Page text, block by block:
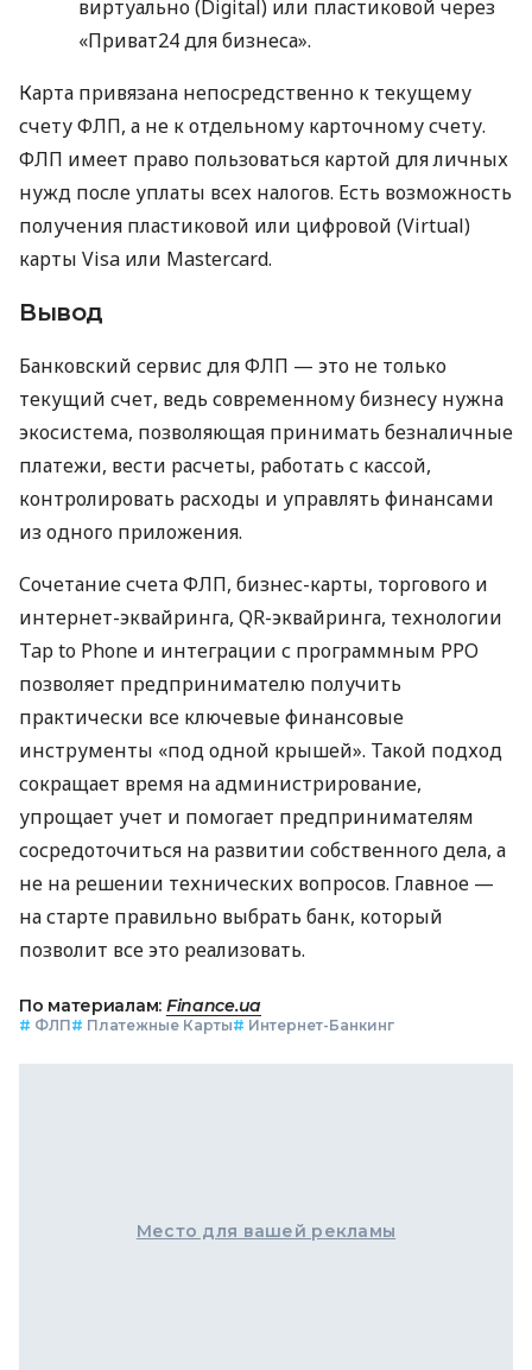
виртуально (Digital) или пластиковой через
«Приват24 для бизнеса».
Карта привязана непосредственно к текущему
счету ФЛП, а не к отдельному карточному счету.
ФЛП имеет право пользоваться картой для личных
нужд после уплаты всех налогов. Есть возможность
получения пластиковой или цифровой (Virtual)
карты Visa или Mastercard.
Вывод
Банковский сервис для ФЛП — это не только
текущий счет, ведь современному бизнесу нужна
экосистема, позволяющая принимать безналичные
платежи, вести расчеты, работать с кассой,
контролировать расходы и управлять финансами
из одного приложения.
Сочетание счета ФЛП, бизнес-карты, торгового и
интернет-эквайринга, QR-эквайринга, технологии
Tap to Phone и интеграции с программным РРО
позволяет предпринимателю получить
практически все ключевые финансовые
инструменты «под одной крышей». Такой подход
сокращает время на администрирование,
упрощает учет и помогает предпринимателям
сосредоточиться на развитии собственного дела, а
не на решении технических вопросов. Главное —
на старте правильно выбрать банк, который
позволит все это реализовать.
По материалам: Finance.ua
# ФЛП# Платежные Карты# Интернет-Банкинг
Место для вашей рекламы